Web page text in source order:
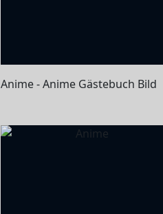
Anime - Anime Gästebuch Bild